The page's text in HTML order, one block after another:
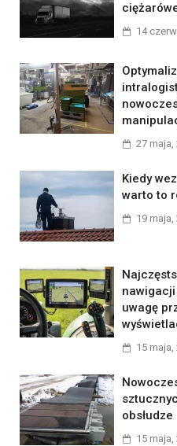
14
27 maja,
Kiedy
warto to
19 maja,
uwagę
15 maja,
obsłudze
15 maja,